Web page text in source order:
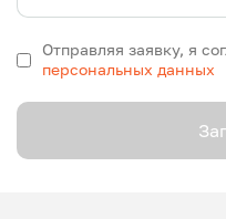
Отправляя заявку, я
персональных данных